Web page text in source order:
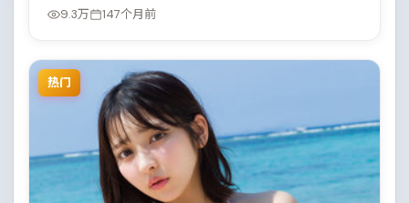
9.3万 147个月前
热门